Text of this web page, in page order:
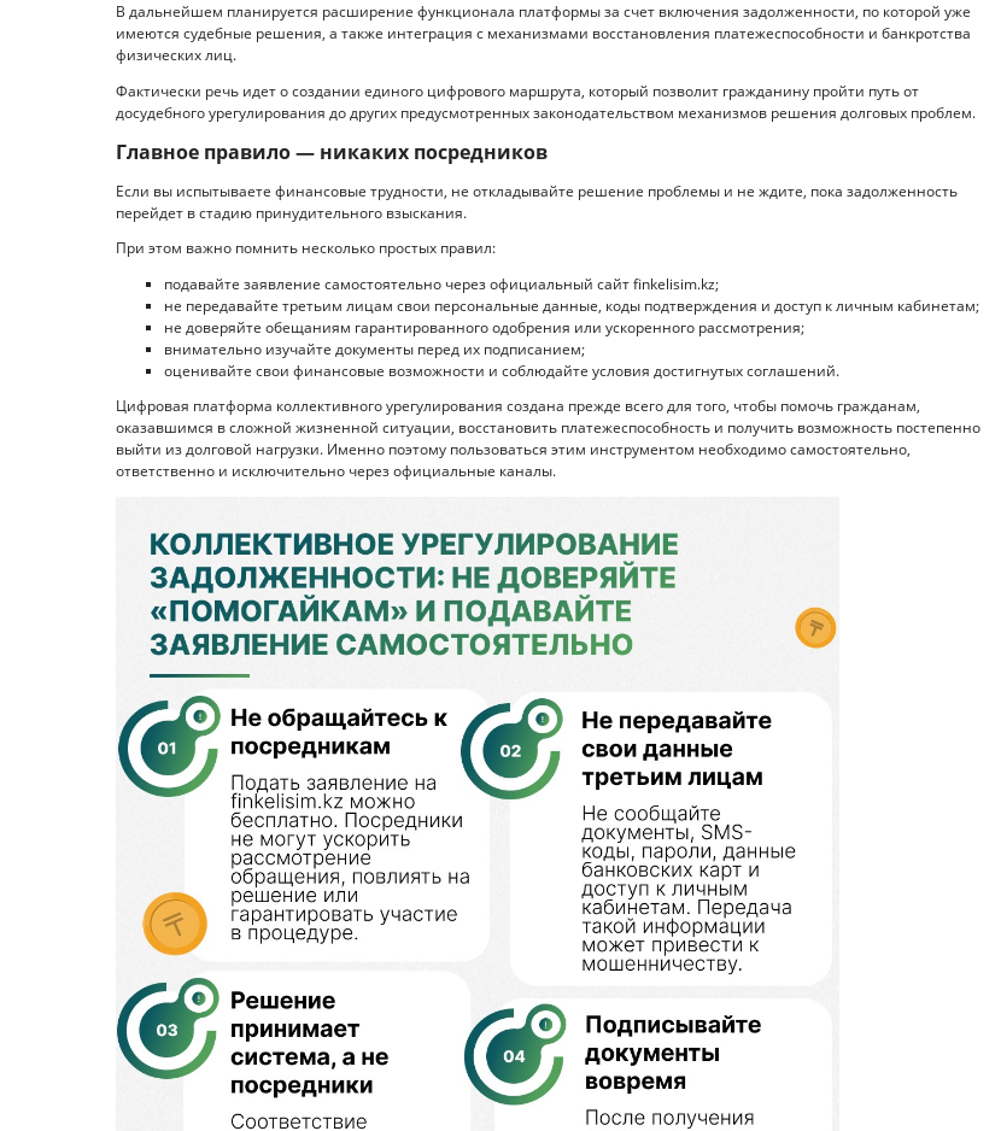
В дальнейшем планируется расширение функционала платформы за счет включения задолженности, по которой уже
имеются судебные решения, а также интеграция с механизмами восстановления платежеспособности и банкротства
физических лиц.
Фактически речь идет о создании единого цифрового маршрута, который позволит гражданину пройти путь от
досудебного урегулирования до других предусмотренных законодательством механизмов решения долговых проблем.
Главное правило — никаких посредников
Если вы испытываете финансовые трудности, не откладывайте решение проблемы и не ждите, пока задолженность
перейдет в стадию принудительного взыскания.
При этом важно помнить несколько простых правил:
подавайте заявление самостоятельно через официальный сайт finkelisim.kz;
не передавайте третьим лицам свои персональные данные, коды подтверждения и доступ к личным кабинетам;
не доверяйте обещаниям гарантированного одобрения или ускоренного рассмотрения;
внимательно изучайте документы перед их подписанием;
оценивайте свои финансовые возможности и соблюдайте условия достигнутых соглашений.
Цифровая платформа коллективного урегулирования создана прежде всего для того, чтобы помочь гражданам,
оказавшимся в сложной жизненной ситуации, восстановить платежеспособность и получить возможность постепенно
выйти из долговой нагрузки. Именно поэтому пользоваться этим инструментом необходимо самостоятельно,
ответственно и исключительно через официальные каналы.